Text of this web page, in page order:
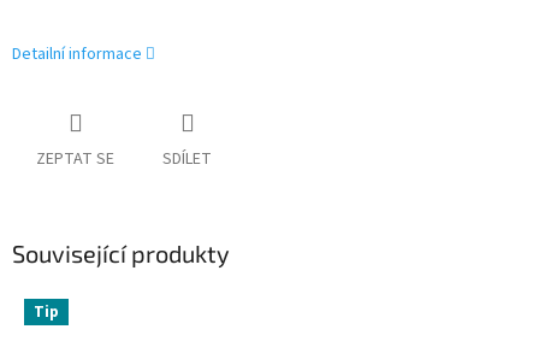
Detailní informace
ZEPTAT SE SDÍLET
Související produkty
Tip